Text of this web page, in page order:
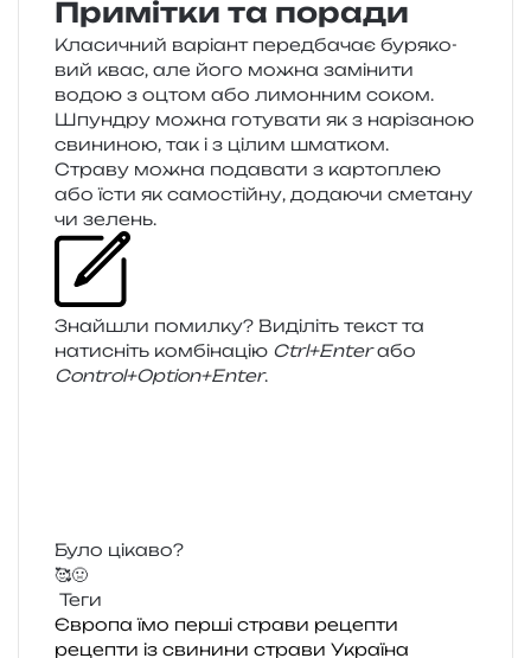
Примітки та поради
Класичний варі­ант перед­ба­чає буря­ко­
вий квас, але його можна замі­ни­ти
водою з оцтом або лимон­ним соком.
Шпундру можна готу­ва­ти як з нарі­за­ною
сви­ни­ною, так і з цілим шматком.
Страву можна пода­ва­ти з кар­то­плею
або їсти як само­стій­ну, дода­ю­чи сме­та­ну
чи зелень.
Знайшли помил­ку? Виділіть текст та
нати­сніть ком­бі­на­цію Ctrl+Enterабо
Control+Option+Enter.
Було цікаво?
🥰🤢
Теги
Європа їмо перші страви рецепти
рецепти із свинини страви Україна